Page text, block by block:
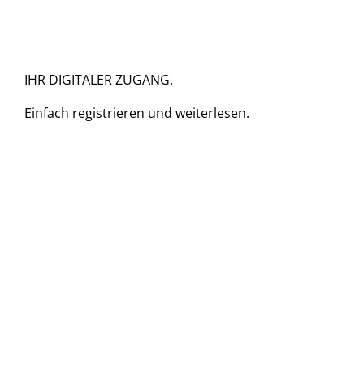
IHR DIGITALER ZUGANG.
Einfach registrieren und weiterlesen.